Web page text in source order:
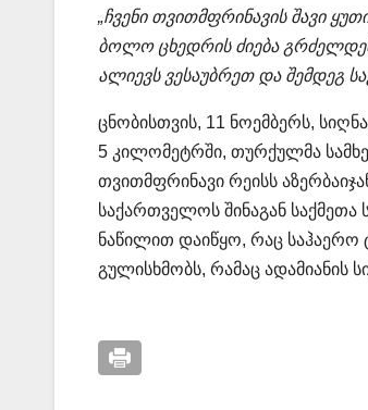
„ჩვენი თვითმფრინავის შავი
ბოლო ცხედრის ძიება
ალიევს ვესაუბრეთ და შემდეგ
ცნობისთვის, 11 ნოემბერს,
5 კილომეტრში, თურქულმა
თვითმფრინავი რეისს
საქართველოს შინაგან საქმეთა
ნაწილით დაიწყო, რაც საჰაერო
გულისხმობს, რამაც ადამიანის